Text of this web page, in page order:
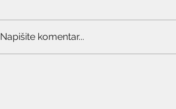
Napišite komentar...